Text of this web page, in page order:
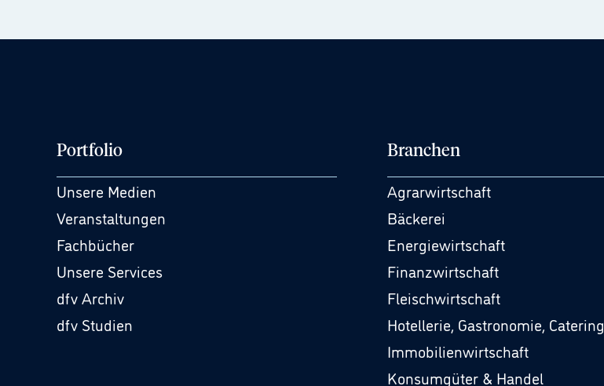
Portfolio
Unsere Medien
Veranstaltungen
Fachbücher
Unsere Services
dfv Archiv
dfv Studien
Branchen
Agrarwirtschaft
Bäckerei
Energiewirtschaft
Finanzwirtschaft
Fleischwirtschaft
Hotellerie, Gastronomie, Catering
Immobilienwirtschaft
Konsumgüter & Handel